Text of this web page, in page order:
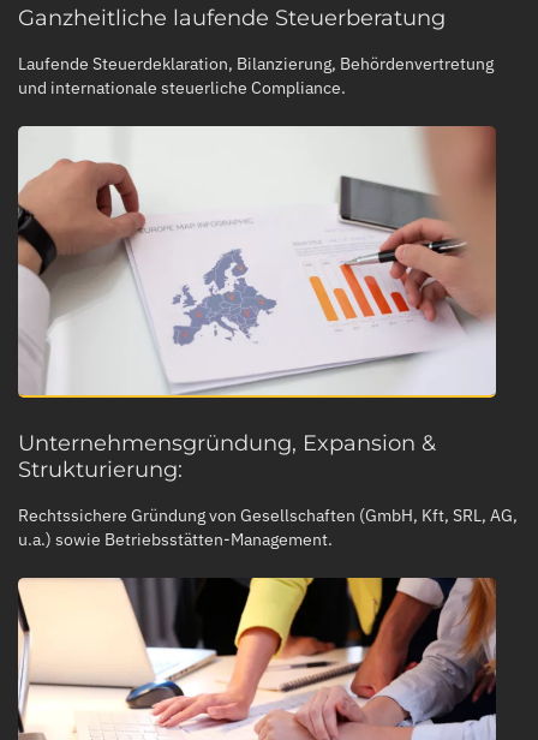
Ganzheitliche laufende Steuerberatung
Laufende Steuerdeklaration, Bilanzierung, Behördenvertretung
und internationale steuerliche Compliance.
Unternehmensgründung, Expansion &
Strukturierung:
Rechtssichere Gründung von Gesellschaften (GmbH, Kft, SRL, AG,
u.a.) sowie Betriebsstätten-Management.